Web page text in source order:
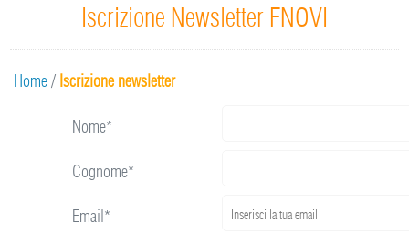
Iscrizione Newsletter FNOVI
Home/ Iscrizione newsletter
Nome*
Cognome*
Email*